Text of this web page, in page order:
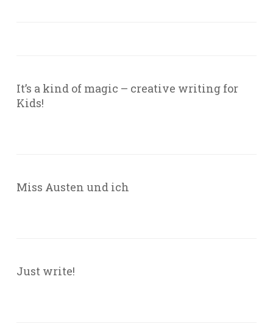
It’s a kind of magic – creative writing for
Kids!
Miss Austen und ich
Just write!